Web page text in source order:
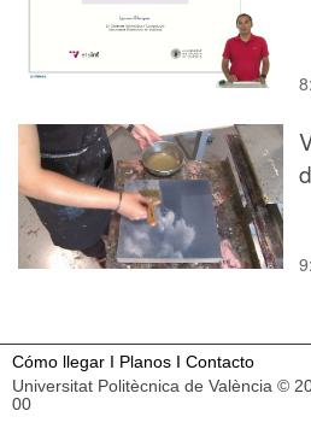
Cómo llegar I Planos I Contacto
Universitat Politècnica de València ©
00